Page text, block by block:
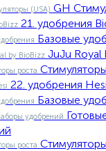
GH
21. удобрения
Базовые
JuJu Royal
22. удобрения Hesi
Базовые